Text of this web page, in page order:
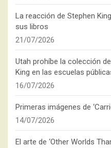
La reacción de Stephen
sus libros
21/07/2026
Utah prohíbe la colección
King en las escuelas
16/07/2026
Primeras imágenes de
14/07/2026
El arte de ‘Other Worlds